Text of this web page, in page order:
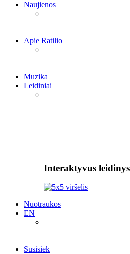
Naujienos
Apie Ratilio
Muzika
Leidiniai
Interaktyvus leidinys
Nuotraukos
EN
Susisiek